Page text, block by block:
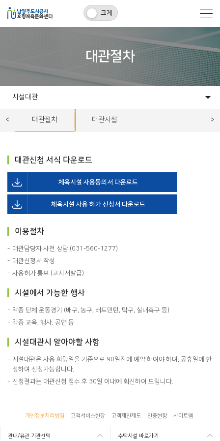
크게
대관절차
시설대관
센터소개
프로그램
시설대관
백봉멀티스포츠센터
고객센터
알림마당대관절차 대관시설
대관신청 서식 다운로드
체육시설 사용동의서 다운로드
체육시설 사용 허가 신청서 다운로드
이용절차
대관담당자 사전 상담 (031-560-1277)
대관신청서 작성
사용허가 통보 (고지서발급)
시설에서 가능한 행사
각종 단체 운동경기 (배구, 농구, 배드민턴, 탁구, 실내축구 등)
각종 교육, 행사, 공연 등
시설대관시 알아야할 사항
시설대관은 사용 희망일을 기준으로 90일전에 예약 하여야 하며, 공휴일에 한
정하여 신청가능합니다.
신청결과는 대관신청 접수 후 30일 이내에 회신하여 드립니다.
개인정보처리방침 고객서비스헌장 고객제안제도 인증현황 사이트맵
관내/유관 기관선택 수탁시설 바로가기